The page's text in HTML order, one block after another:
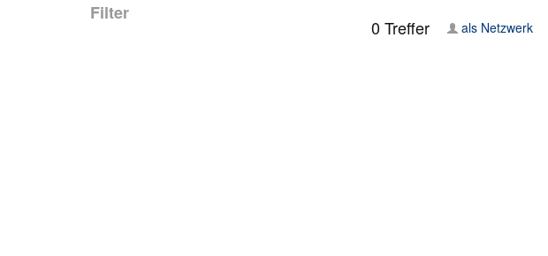
Filter
0Treffer als Netzwerk